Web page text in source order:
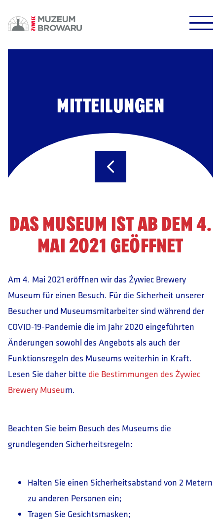
DOWODZIKI DO KONTROLI!
POTWIERDŹ
MITTEILUNGEN
DAS MUSEUM IST AB DEM 4.
MAI 2021 GEÖFFNET
Am 4. Mai 2021 eröffnen wir das Żywiec Brewery
Museum für einen Besuch. Für die Sicherheit unserer
Besucher und Museumsmitarbeiter sind während der
COVID-19-Pandemie die im Jahr 2020 eingeführten
Änderungen sowohl des Angebots als auch der
Funktionsregeln des Museums weiterhin in Kraft.
Lesen Sie daher bitte die Bestimmungen des Żywiec
Brewery Museum.
Beachten Sie beim Besuch des Museums die
grundlegenden Sicherheitsregeln:
Halten Sie einen Sicherheitsabstand von 2 Metern
zu anderen Personen ein;
Tragen Sie Gesichtsmasken;